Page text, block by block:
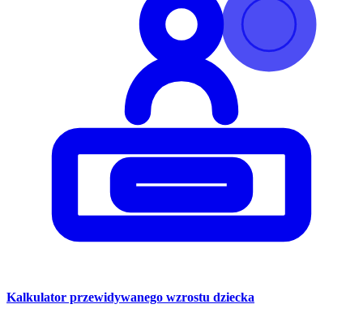
Kalkulator przewidywanego wzrostu dziecka